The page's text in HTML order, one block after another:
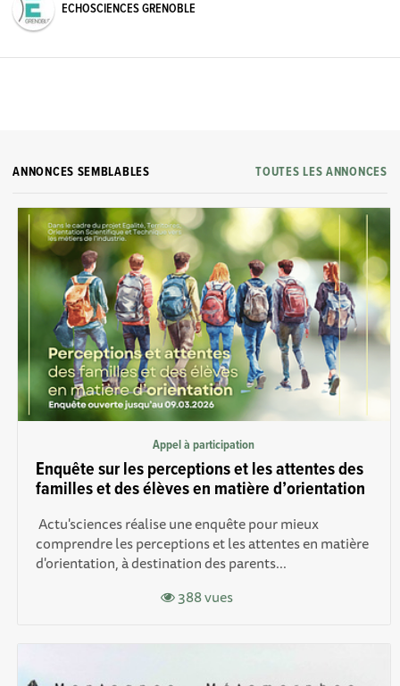
ECHOSCIENCES GRENOBLE
TOUTES LES ANNONCES
ANNONCES SEMBLABLES
Appel à participation
Enquête sur les perceptions et les attentes des
familles et des élèves en matière d’orientation
Actu'sciences réalise une enquête pour mieux
compr endre les perceptions et les attentes en matière
d'orientation, à destination des parents...
388 vues